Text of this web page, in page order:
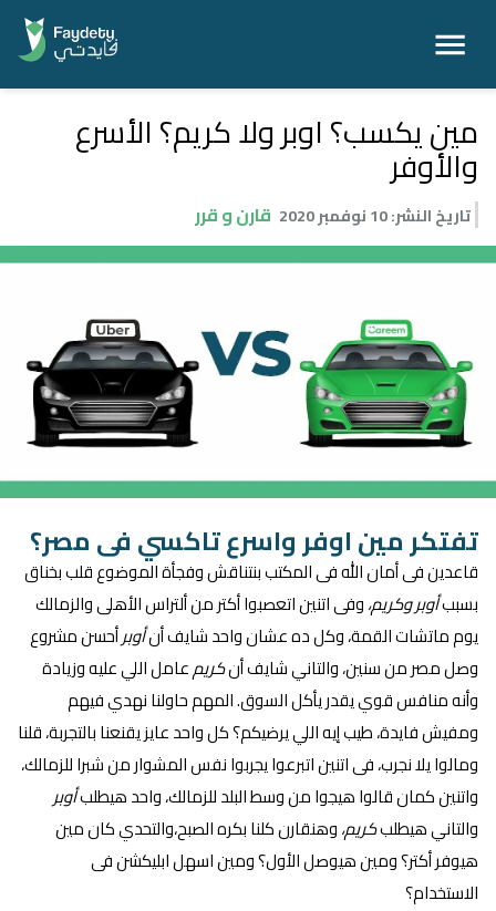
مين يكسب؟ اوبر ولا كريم؟ الأسرع
والأوفر
تاريخ النشر:10 نوفمبر 2020 قارن و قرر
تفتكر مين اوفر واسرع تاكسي فى مصر؟
قاعدين فى أمان الله فى المكتب بنتناقش وفجأة الموضوع قلب بخناق
بسببأوبر وكريم،وفى اتنين اتعصبوا أكتر من ألتراس الأهلى والزمالك
يوم ماتشات القمة، وكل ده عشان واحد شايف أنأوبرأحسن مشروع
وصل مصر من سنين، والتاني شايف أنكريمعامل اللي عليه وزيادة
وأنه منافس قوي يقدر يأكل السوق. المهم حاولنا نهدي فيهم
ومفيش فايدة، طيب إيه اللي يرضيكم؟ كل واحد عايز يقنعنا بالتجربة، قلنا
ومالوا يلا نجرب، فى اتنين اتبرعوا يجربوا نفس المشوار من شبرا للزمالك،
واتنين كمان قالوا هيجوا من وسط البلد للزمالك، واحد هيطلبأوبر
والتاني هيطلبكريم،وهنقارن كلنا بكره الصبح،والتحدي كان مين
هيوفر أكتر؟ ومين هيوصل الأول؟ ومين اسهل ابليكشن فى
الاستخدام؟